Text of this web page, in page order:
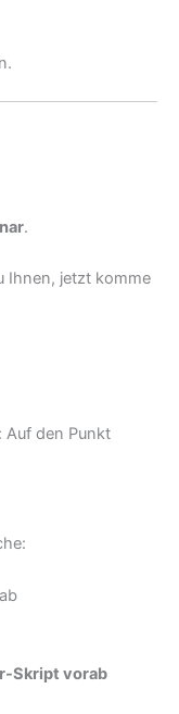
.
Ihnen, jetzt komme
Auf den Punkt
Skript vorab